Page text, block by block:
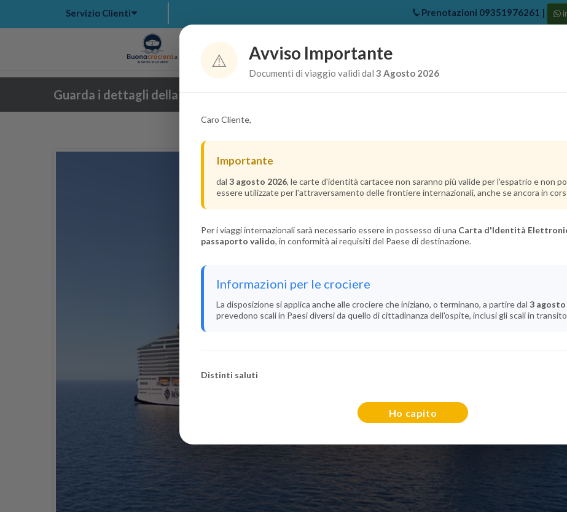
Servizio Clienti Prenotazioni 09351976261 |
Home Chi Siamo Offerte Crociere
Guarda i dettagli della crociera
⚠️ Avviso Importante
Documenti di viaggio validi dal 3 Agosto 2026
Caro Cliente,
Importante
dal 3 agosto 2026, le carte d'identità cartacee non saranno più valide per l'espatrio e non
essere utilizzate per l'attraversamento delle frontiere internazionali, anche se ancora in
Per i viaggi internazionali sarà necessario essere in possesso di una Carta d'Identità
passaporto valido, in conformità ai requisiti del Paese di destinazione.
Informazioni per le crociere
La disposizione si applica anche alle crociere che iniziano, o terminano, a partire dal 3 agosto
prevedono scali in Paesi diversi da quello di cittadinanza dell'ospite, inclusi gli scali in
Distinti saluti
Ho capito